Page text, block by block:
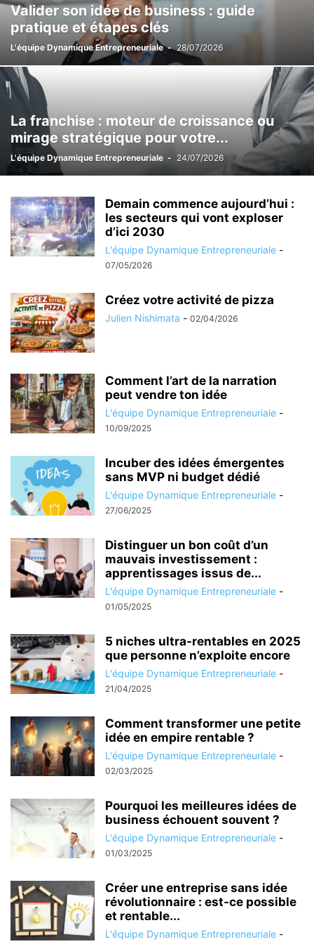
LES CONCOURS LES ÉTAPES DE LA CRÉATION PAR DES COACHS
PAR LE MENTORAT PAR QUI SE FAIRE AIDER ?
SE FORMER / SE FAIRE ACCOMPAGNER SE FORMER À LA CRÉATION
STATUT DU PORTEUR DE PROJET TROUVER VOTRE IDÉE
Valider son idée de business : guide
pratique et étapes clés
L'équipe Dynamique Entrepreneuriale - 28/07/2026
La franchise : moteur de croissance ou
mirage stratégique pour votre...
L'équipe Dynamique Entrepreneuriale - 24/07/2026
Demain commence aujourd’hui :
les secteurs qui vont exploser
d’ici 2030
L'équipe Dynamique Entrepreneuriale -
07/05/2026
Créez votre activité de pizza
Julien Nishimata - 02/04/2026
Comment l’art de la narration
peut vendre ton idée
L'équipe Dynamique Entrepreneuriale -
10/09/2025
Incuber des idées émergentes
sans MVP ni budget dédié
L'équipe Dynamique Entrepreneuriale -
27/06/2025
Distinguer un bon coût d’un
mauvais investissement :
apprentissages issus de...
L'équipe Dynamique Entrepreneuriale -
01/05/2025
5 niches ultra-rentables en 2025
que personne n’exploite encore
L'équipe Dynamique Entrepreneuriale -
21/04/2025
Comment transformer une petite
idée en empire rentable ?
L'équipe Dynamique Entrepreneuriale -
02/03/2025
Pourquoi les meilleures idées de
business échouent souvent ?
L'équipe Dynamique Entrepreneuriale -
01/03/2025
Créer une entreprise sans idée
révolutionnaire : est-ce possible
et rentable...
L'équipe Dynamique Entrepreneuriale -